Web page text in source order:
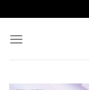
content